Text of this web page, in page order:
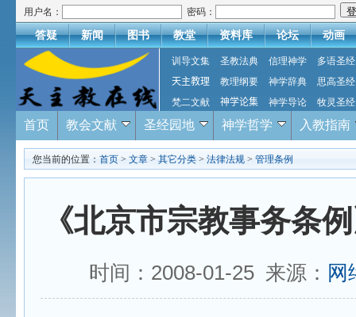
用户名： 密码：
答疑 新闻 图书 教堂 资料库 论坛 动画
训导文集 圣教法典 信理神学
多语圣经
天主教理
教理纲要 神学辞典
思高圣经
梵二文献
神学论集 神学导论 牧灵圣经
首页 教会文献 圣经园地 神学哲学 入教指南
您当前的位置： 首页 > 文章 > 其它分类 > 法律法规 > 管理条例
《北京市宗教事务条
时间：2008-01-25 来源： 网